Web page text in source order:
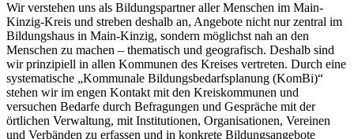
Wir verstehen uns als Bildungspartner aller Menschen im Main-
Kinzig-Kreis und streben deshalb an, Angebote nicht nur zentral im
Bildungshaus in Main-Kinzig, sondern möglichst nah an den
Menschen zu machen – thematisch und geografisch. Deshalb sind
wir prinzipiell in allen Kommunen des Kreises vertreten. Durch eine
systematische „Kommunale Bildungsbedarfsplanung (KomBi)“
stehen wir im engen Kontakt mit den Kreiskommunen und
versuchen Bedarfe durch Befragungen und Gespräche mit der
örtlichen Verwaltung, mit Institutionen, Organisationen, Vereinen
und Verbänden zu erfassen und in konkrete Bildungsangebote